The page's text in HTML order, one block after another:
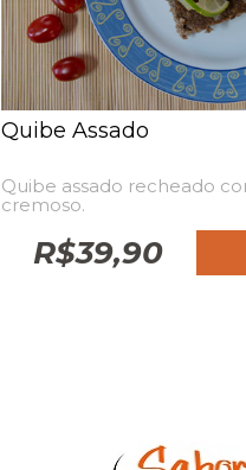
Quibe Assado
Quibe assado recheado
cremoso.
R$39,90